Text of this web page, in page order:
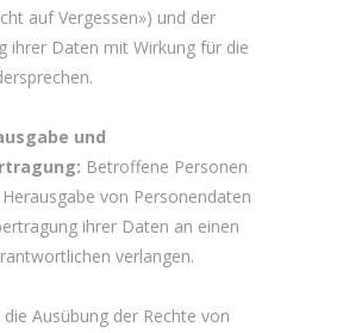
auf Vergessen») und der
ihrer Daten mit Wirkung für die
und
Betroffene Personen
von Personendaten
ihrer Daten an einen
verlangen.
Ausübung der Rechte von